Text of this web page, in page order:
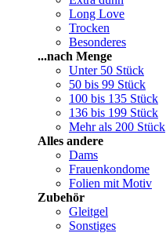
Long Love
Trocken
Besonderes
...nach Menge
Unter 50 Stück
50 bis 99 Stück
100 bis 135 Stück
136 bis 199 Stück
Mehr als 200 Stück
Alles andere
Dams
Frauenkondome
Folien mit Motiv
Zubehör
Gleitgel
Sonstiges